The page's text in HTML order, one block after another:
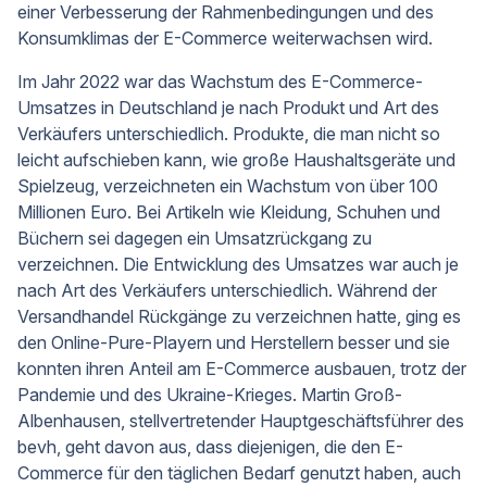
einer Verbesserung der Rahmenbedingungen und des
Konsumklimas der E-Commerce weiterwachsen wird.
Im Jahr 2022 war das Wachstum des E-Commerce-
Umsatzes in Deutschland je nach Produkt und Art des
Verkäufers unterschiedlich. Produkte, die man nicht so
leicht aufschieben kann, wie große Haushaltsgeräte und
Spielzeug, verzeichneten ein Wachstum von über 100
Millionen Euro. Bei Artikeln wie Kleidung, Schuhen und
Büchern sei dagegen ein Umsatzrückgang zu
verzeichnen. Die Entwicklung des Umsatzes war auch je
nach Art des Verkäufers unterschiedlich. Während der
Versandhandel Rückgänge zu verzeichnen hatte, ging es
den Online-Pure-Playern und Herstellern besser und sie
konnten ihren Anteil am E-Commerce ausbauen, trotz der
Pandemie und des Ukraine-Krieges. Martin Groß-
Albenhausen, stellvertretender Hauptgeschäftsführer des
bevh, geht davon aus, dass diejenigen, die den E-
Commerce für den täglichen Bedarf genutzt haben, auch